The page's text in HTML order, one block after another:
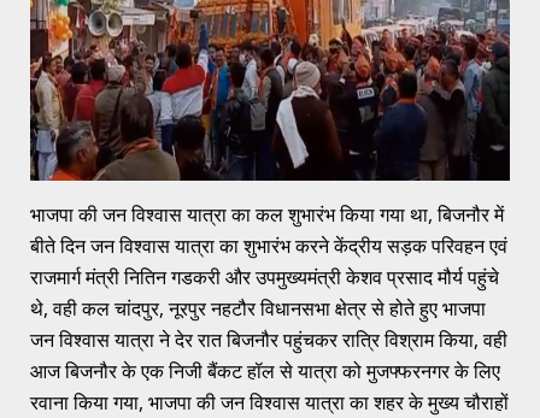
भाजपा की जन विश्वास यात्रा का कल शुभारंभ किया गया था, बिजनौर में
बीते दिन जन विश्वास यात्रा का शुभारंभ करने केंद्रीय सड़क परिवहन एवं
राजमार्ग मंत्री नितिन गडकरी और उपमुख्यमंत्री केशव प्रसाद मौर्य पहुंचे
थे, वही कल चांदपुर, नूरपुर नहटौर विधानसभा क्षेत्र से होते हुए भाजपा
जन विश्वास यात्रा ने देर रात बिजनौर पहुंचकर रात्रि विश्राम किया, वही
आज बिजनौर के एक निजी बैंकट हॉल से यात्रा को मुजफ्फरनगर के लिए
रवाना किया गया, भाजपा की जन विश्वास यात्रा का शहर के मुख्य चौराहों